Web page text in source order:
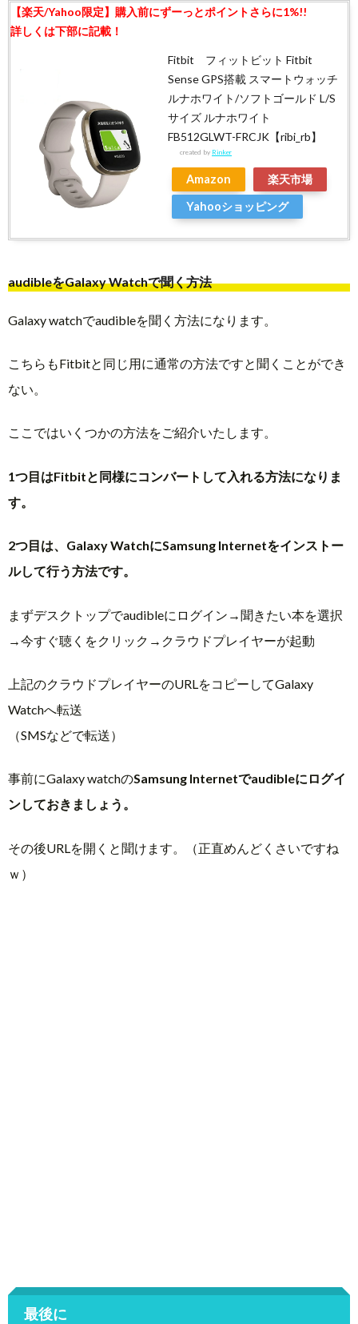
Fitbit フィットビット Fitbit
Sense GPS搭載 スマートウォッチ
ルナホワイト/ソフトゴールド L/S
サイズ ルナホワイト
FB512GLWT-FRCJK【ribi_rb】
created by Rinker
Amazon
楽天市場
Yahooショッピング
audibleをGalaxy Watchで聞く方法
Galaxy watchでaudibleを聞く方法になります。
こちらもFitbitと同じ用に通常の方法ですと聞くことができ
ない。
ここではいくつかの方法をご紹介いたします。
1つ目はFitbitと同様にコンバートして入れる方法になりま
す。
2つ目は、Galaxy WatchにSamsung Internetをインストー
ルして行う方法です。
まずデスクトップでaudibleにログイン→聞きたい本を選択
→今すぐ聴くをクリック→クラウドプレイヤーが起動
上記のクラウドプレイヤーのURLをコピーしてGalaxy
Watchへ転送
（SMSなどで転送）
事前にGalaxy watchのSamsung Internetでaudibleにログイ
ンしておきましょう。
その後URLを開くと聞けます。（正直めんどくさいですね
ｗ）
最後に